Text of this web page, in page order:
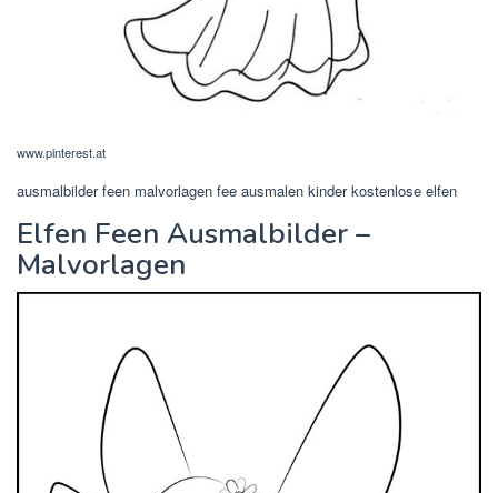
www.pinterest.at
ausmalbilder feen malvorlagen fee ausmalen kinder kostenlose elfen
Elfen Feen Ausmalbilder –
Malvorlagen